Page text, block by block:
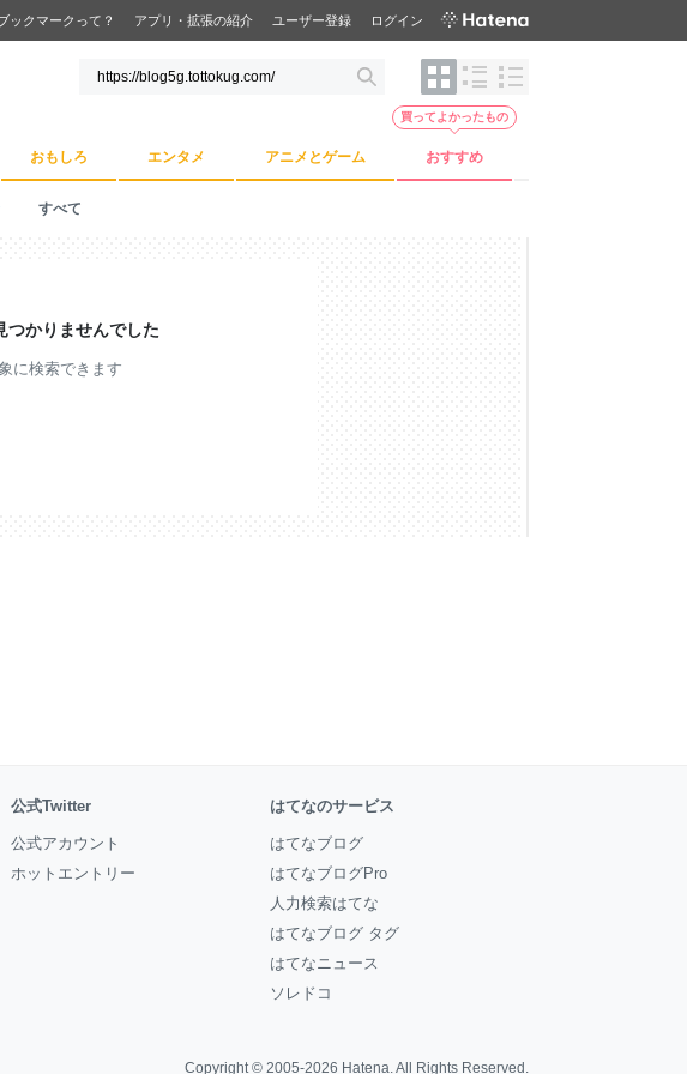
ックマークって？ アプリ・拡張の紹介 ユーザー登録 ログイン
おもしろ エンタメ アニメとゲーム おすすめ
買ってよかったもの
すべて
つかりませんでした
に検索できます
公式Twitter
公式アカウント
ホットエントリー
はてなのサービス
はてなブログ
はてなブログPro
人力検索はてな
はてなブログ タグ
はてなニュース
ソレドコ
Copyright © 2005-2026 Hatena. All Rights Reserved.